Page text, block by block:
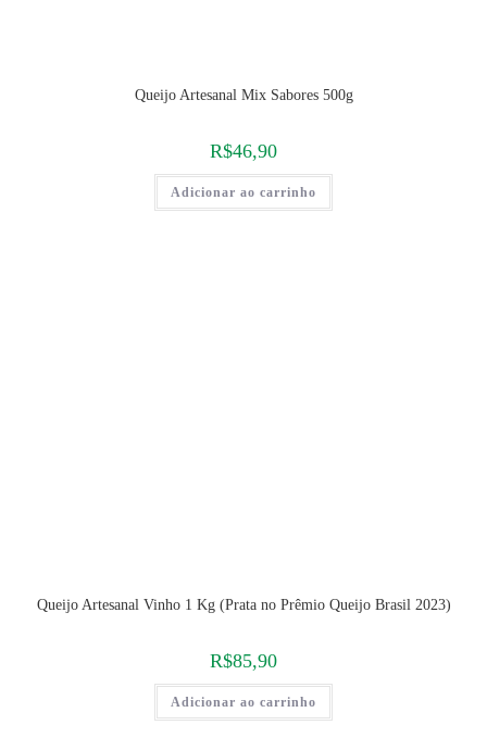
Queijo Artesanal Mix Sabores 500g
R$46,90
Adicionar ao carrinho
Queijo Artesanal Vinho 1 Kg (Prata no Prêmio Queijo Brasil 2023)
R$85,90
Adicionar ao carrinho